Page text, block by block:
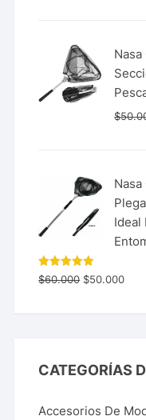
$
Ideal
Valorado
con 5.00
$60.000 $50.000
CATEGORÍAS
Accesorios De